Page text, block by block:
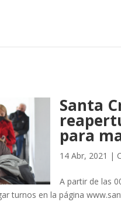
Santa
para
14 Abr, 2021 |
A partir de las
turnos en la página